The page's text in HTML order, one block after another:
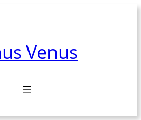
Venus